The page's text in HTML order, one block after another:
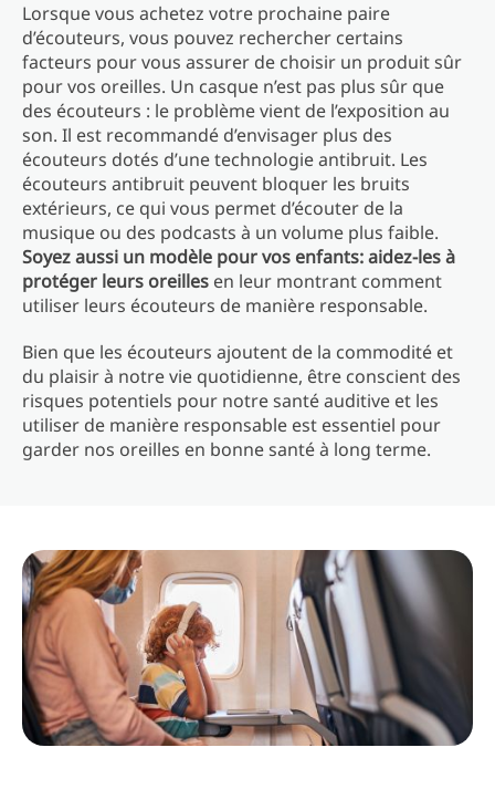
Lorsque vous achetez votre prochaine paire
d’écouteurs, vous pouvez rechercher certains
facteurs pour vous assurer de choisir un produit sûr
pour vos oreilles. Un casque n’est pas plus sûr que
des écouteurs : le problème vient de l’exposition au
son. Il est recommandé d’envisager plus des
écouteurs dotés d’une technologie antibruit. Les
écouteurs antibruit peuvent bloquer les bruits
extérieurs, ce qui vous permet d’écouter de la
musique ou des podcasts à un volume plus faible.
Soyez aussi un modèle pour vos enfants: aidez-les à
protéger leurs oreilles en leur montrant comment
utiliser leurs écouteurs de manière responsable.
Bien que les écouteurs ajoutent de la commodité et
du plaisir à notre vie quotidienne, être conscient des
risques potentiels pour notre santé auditive et les
utiliser de manière responsable est essentiel pour
garder nos oreilles en bonne santé à long terme.